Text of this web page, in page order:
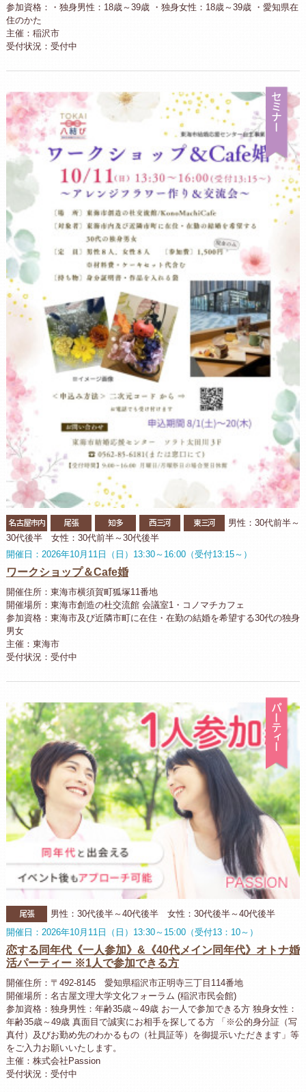
参加資格：・独身男性：18歳～39歳 ・独身女性：18歳～39歳 ・愛知県在
住のかた
主催：稲沢市
受付状況：受付中
セ
名古屋市内 尾張 知多 西三河 東三河
男性：30代前半～
30代後半 女性：30代前半～30代後半
開催日：2026年10月11日（日）13:30～16:00（受付13:15～）
ワークショップ＆Cafe婚
開催住所：東海市横須賀町狐塚11番地
開催場所：東海市創造の杜交流館 会議室1・コノマチカフェ
参加資格：東海市及び近隣市町に在住・在勤の結婚を希望する30代の独身
男女
主催：東海市
受付状況：受付中
パ
尾張
男性：30代後半～40代後半 女性：30代後半～40代後半
開催日：2026年10月11日（日）13:30～15:00（受付13：10～）
恋する同年代《一人参加》&《40代メイン同年代》オトナ婚
活パーティー ※1人で参加できる方
開催住所：〒492-8145 愛知県稲沢市正明寺三丁目114番地
開催場所：名古屋文理大学文化フォーラム (稲沢市民会館)
参加資格：独身男性：年齢35歳～49歳 お一人で参加できる方 独身女性：
年齢35歳～49歳 真面目で誠実にお相手を探してる方 「※公的身分証（写
真付）及びお勤め先のわかるもの（社員証等）を御提示いただきます」等
をご入力お願いいたします。
主催：株式会社Passion
受付状況：受付中